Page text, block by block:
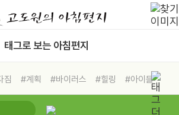
태그로 보는 아침편지
짐 #계획 #바이러스 #힐링
#아이들
#삶